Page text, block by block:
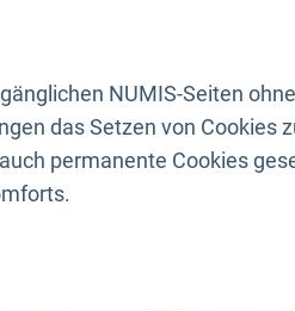
NUMIS-Seiten
das Setzen von Cookies
permanente Cookies